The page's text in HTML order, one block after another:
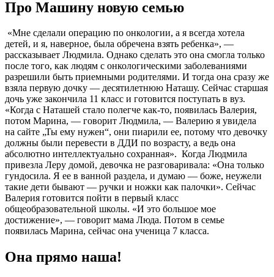
Про Машину новую семью
«Мне сделали операцию по онкологии, а я всегда хотела
детей, и я, наверное, была обречена взять ребенка», —
рассказывает Людмила. Однако сделать это она смогла только
после того, как людям с онкологическими заболеваниями
разрешили быть приемными родителями. И тогда она сразу же
взяла первую дочку — десятилетнюю Наташу. Сейчас старшая
дочь уже закончила 11 класс и готовится поступать в вуз.
«Когда с Наташей стало полегче как-то, появилась Валерия,
потом Марина, — говорит Людмила, — Валерию я увидела
на сайте „Ты ему нужен“, они пиарили ее, потому что девочку
должны были перевести в ДДИ по возрасту, а ведь она
абсолютно интеллектуально сохранная». Когда Людмила
привезла Леру домой, девочка не разговаривала: «Она только
гундосила. Я ее в ванной раздела, и думаю — боже, неужели
такие дети бывают — ручки и ножки как палочки». Сейчас
Валерия готовится пойти в первый класс
общеобразовательной школы. «И это большое мое
достижение», — говорит мама Люда. Потом в семье
появилась Марина, сейчас она ученица 7 класса.
Она прямо наша!